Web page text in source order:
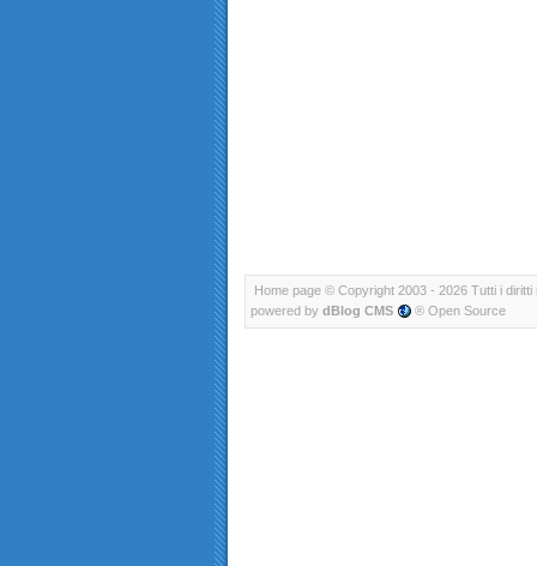
Home page © Copyright 2003 - 2026 Tutti i diritti
powered by dBlog CMS ® Open Source